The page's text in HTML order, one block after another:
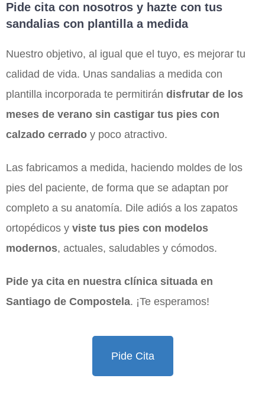
Pide cita con nosotros y hazte con tus
sandalias con plantilla a medida
Nuestro objetivo, al igual que el tuyo, es mejorar tu
calidad de vida. Unas sandalias a medida con
plantilla incorporada te permitirán disfrutar de los
meses de verano sin castigar tus pies con
calzado cerrado y poco atractivo.
Las fabricamos a medida, haciendo moldes de los
pies del paciente, de forma que se adaptan por
completo a su anatomía. Dile adiós a los zapatos
ortopédicos y viste tus pies con modelos
modernos, actuales, saludables y cómodos.
Pide ya cita en nuestra clínica situada en
Santiago de Compostela. ¡Te esperamos!
Pide Cita